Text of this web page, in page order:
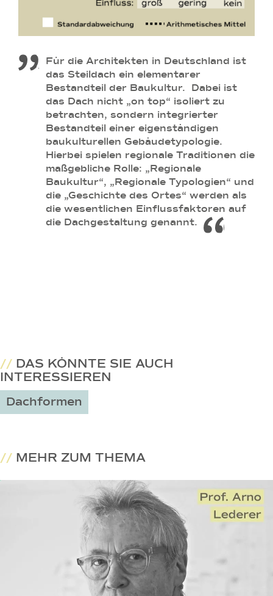
Für die Architekten in Deutschland ist
das Steildach ein elementarer
Bestandteil der Baukultur. Dabei ist
das Dach nicht „on top“ isoliert zu
betrachten, sondern integrierter
Bestandteil einer eigenständigen
baukulturellen Gebäudetypologie.
Hierbei spielen regionale Traditionen die
maßgebliche Rolle: „Regionale
Baukultur“, „Regionale Typologien“ und
die „Geschichte des Ortes“ werden als
die wesentlichen Einflussfaktoren auf
die Dachgestaltung genannt.
// DAS KÖNNTE SIE AUCH
INTERESSIEREN
Dachformen
// MEHR ZUM THEMA